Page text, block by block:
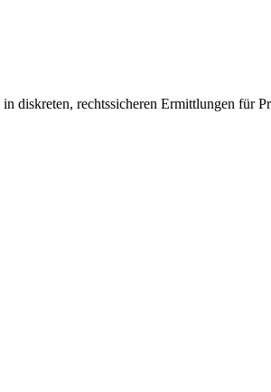
diskreten, rechtssicheren Ermittlungen für